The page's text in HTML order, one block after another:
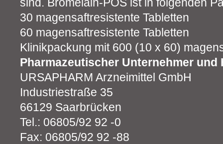
30 magensaftresistente Tabletten
60 magensaftresistente Tabletten
Klinikpackung mit 600 (10 x 60)
Pharmazeutischer Unternehmer und
URSAPHARM Arzneimittel GmbH
Industriestraße 35
66129 Saarbrücken
Tel.: 06805/92 92 -0
Fax: 06805/92 92 -88